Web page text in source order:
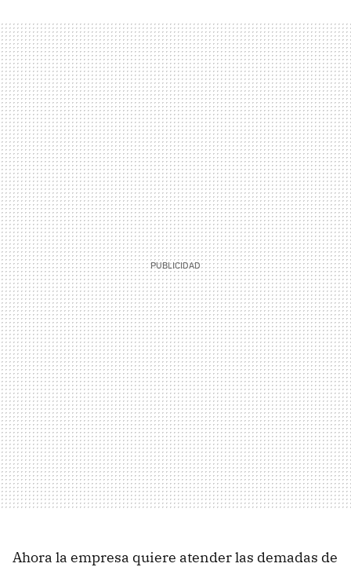
Ahora la empresa quiere atender las demadas de